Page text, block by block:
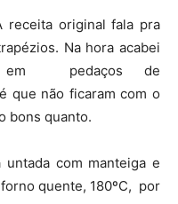
receita original fala pra
Na hora acabei
em pedaços de
que não ficaram com o
bons quanto.
com manteiga e
quente, 180ºC, por